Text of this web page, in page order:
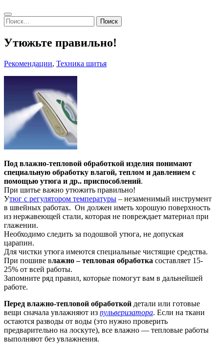
Search
Найти:
Утюжьте правильно!
Рекомендации, Техника шитья
Под влажно-тепловой обработкой изделия понимают
специальную обработку влагой, теплом и давлением с
помощью утюга и др.. приспособлений.
При шитье важно утюжить правильно!
Утюг с регулятором температуры – незаменимый инструмент
в швейных работах. Он должен иметь хорошую поверхность
из нержавеющей стали, которая не повреждает материал при
глажении.
Необходимо следить за подошвой утюга, не допуская
царапин.
Для чистки утюга имеются специальные чистящие средства.
При пошиве влажно – тепловая обработка составляет 15-
25% от всей работы.
Запомните ряд правил, которые помогут вам в дальнейшей
работе.
Перед влажно-тепловой обработкой детали или готовые
вещи сначала увлажняют из пульверизатора. Если на ткани
остаются разводы от воды (это нужно проверить
предварительно на лоскуте), все влажно — тепловые работы
выполняют без увлажнения.